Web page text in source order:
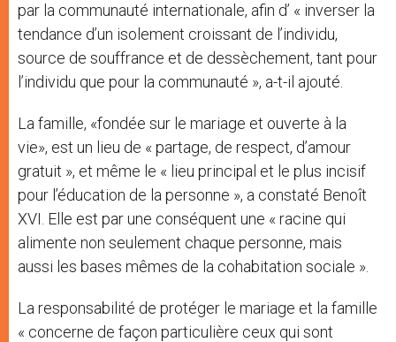
par la communauté internationale, afin d’ « inverser la
tendance d’un isolement croissant de l’individu,
source de souffrance et de dessèchement, tant pour
l’individu que pour la communauté », a-t-il ajouté.
La famille, «fondée sur le mariage et ouverte à la
vie», est un lieu de « partage, de respect, d’amour
gratuit », et même le « lieu principal et le plus incisif
pour l’éducation de la personne », a constaté Benoît
XVI. Elle est par une conséquent une « racine qui
alimente non seulement chaque personne, mais
aussi les bases mêmes de la cohabitation sociale ».
La responsabilité de protéger le mariage et la famille
« concerne de façon particulière ceux qui sont